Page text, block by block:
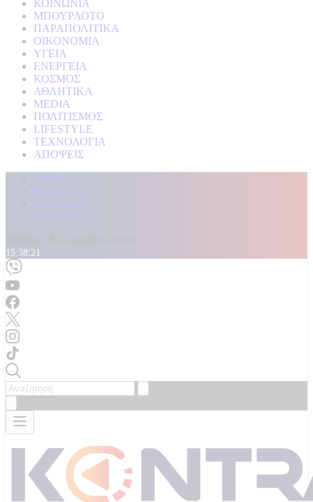
ΚΟΙΝΩΝΙΑ
ΜΠΟΥΡΛΟΤΟ
ΠΑΡΑΠΟΛΙΤΙΚΑ
ΟΙΚΟΝΟΜΙΑ
ΥΓΕΙΑ
ΕΝΕΡΓΕΙΑ
ΚΟΣΜΟΣ
ΑΘΛΗΤΙΚΑ
MEDIA
ΠΟΛΙΤΙΣΜΟΣ
LIFESTYLE
ΤΕΧΝΟΛΟΓΙΑ
ΑΠΟΨΕΙΣ
Αρχική
Kontra Live
Καταγγελίες
Επικοινωνία
15:38:23